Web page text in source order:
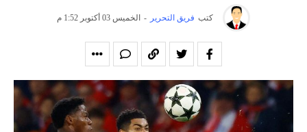
كتب فريق التحرير - الخميس 03 أكتوبر 1:52 م